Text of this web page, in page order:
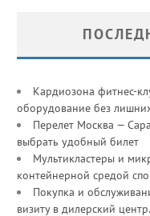
Кардиозона фитнес-
оборудование без
Перелет Москва —
выбрать удобный билет
Мультикластеры и
контейнерной средой
Покупка и
визиту в дилерский